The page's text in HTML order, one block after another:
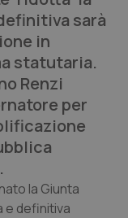
sarà
in
statutaria.
Renzi
per
la Giunta
e definitiva